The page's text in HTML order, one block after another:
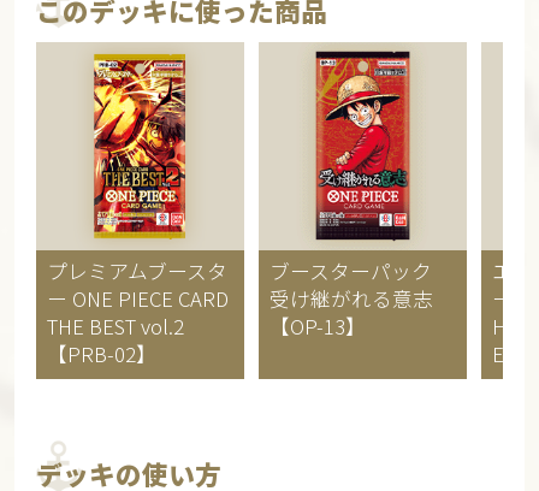
このデッキに使った商品
プレミアムブースタ
ー ONE PIECE CARD
THE BEST vol.2
【PRB-02】
ブースターパック
受け継がれる意志
【OP-13】
エク
ー
デッキの使い方